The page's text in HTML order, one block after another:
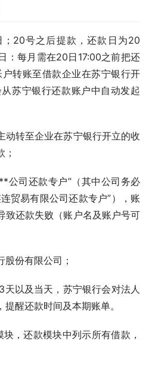
20号之后提款，还款日为20
：每月需在20日17:00之前把还
转账至借款企业在苏宁银行开
苏宁银行还款账户中自动发起
动转至企业在苏宁银行开立的收
公司还款专户”（其中公司务必
贸易有限公司还款专户”），账
致还款失败（账户名及账户号可
份有限公司；
以及当天，苏宁银行会对法人
醒还款时间及本期账单。
，还款模块中列示所有借款，